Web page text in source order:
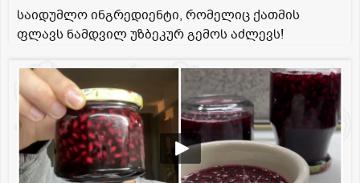
საიდუმლო ინგრედიენტი, რომელიც ქათმის
ფლავს ნამდვილ უზბეკურ გემოს აძლევს!